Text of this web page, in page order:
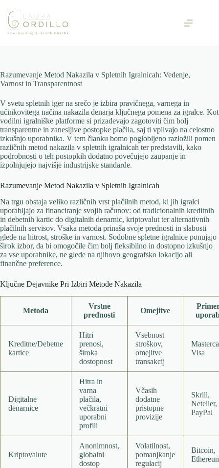
content
Razumevanje Metod Nakazila v Spletnih Igralnicah: Vedenje,
Varnost in Transparentnost
V svetu spletnih iger na srečo je izbira pravičnega, varnega in
učinkovitega načina nakazila denarja ključnega pomena za igralce. Kot
vodilni igralniške platforme si prizadevajo zagotoviti čim bolj
transparentne in zanesljive postopke plačila, saj ti vplivajo na celostno
izkušnjo uporabnika. V tem članku bomo poglobljeno razložili pomen
različnih metod nakazila v spletnih igralnicah ter predstavili, kako
podrobnosti o teh postopkih dodatno povečujejo zaupanje in
izpolnjujejo najvišje industrijske standarde.
Razumevanje Metod Nakazila v Spletnih Igralnicah
Na trgu obstaja veliko različnih vrst plačilnih metod, ki jih igralci
uporabljajo za financiranje svojih računov: od tradicionalnih kreditnih
in debetnih kartic do digitalnih denarnic, kriptovalut ter alternativnih
plačilnih servisov. Vsaka metoda prinaša svoje prednosti in slabosti
glede na hitrost, stroške in varnost. Sodobne spletne igralnice ponujajo
širok izbor, da bi omogočile čim bolj fleksibilno in dostopno izkušnjo
za vse uporabnike, ne glede na njihovo geografsko lokacijo ali
finančne preference.
Ključne Dejavnike Pri Izbiri Metode Nakazila
Metoda
Vrstne
prednosti
Omejitve
Kreditne/Debetne
kartice
Hitri
prenosi,
široka
dostopnost
Vsebnost
stroškov,
omejitve
transakcij
Visa
Digitalne
denarnice
Hitra in
varna
plačila,
večkratni
uporabni
profili
Včasih
dodatne
pristopne
provizije
Skrill,
Neteller,
PayPal
Kriptovalute
Anonimnost,
globalni
dostop
Volatilnost,
pomanjkanje
regulacij
Bitcoin,